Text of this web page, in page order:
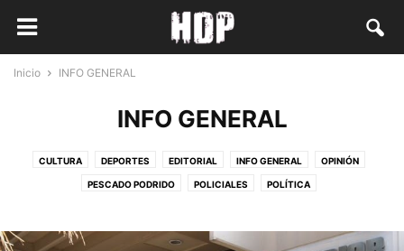
Inicio INFO GENERAL
INFO GENERAL
CULTURA DEPORTES EDITORIAL INFO GENERAL OPINIÓN
PESCADO PODRIDO POLICIALES POLÍTICA